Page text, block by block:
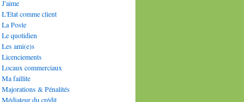
J'aime
L'Etat comme client
La Poste
Le quotidien
Les ami(e)s
Licenciements
Locaux commerciaux
Ma faillite
Majorations & Pénalités
Médiateur du crédit